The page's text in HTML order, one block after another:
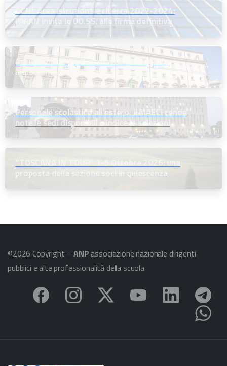
CCNL Area istruzione e ricerca 2022-2024:
l’ARAN invita le OO.SS. alla firma definitiva
Assunzioni dirigenti scolastici: un segnale
importante
Personale scolastico all’estero: il MAECI rende
note le sedi disponibili e indice le selezioni
©2026 Copyright –ANP associazione nazionale dirigenti
pubblici e alte professionalità della scuola